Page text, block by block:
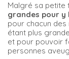
Malgré sa petite
grandes pour
pour chacun
étant plus
et pour pouvoir
personnes